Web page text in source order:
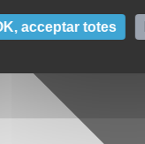
acceptar totes